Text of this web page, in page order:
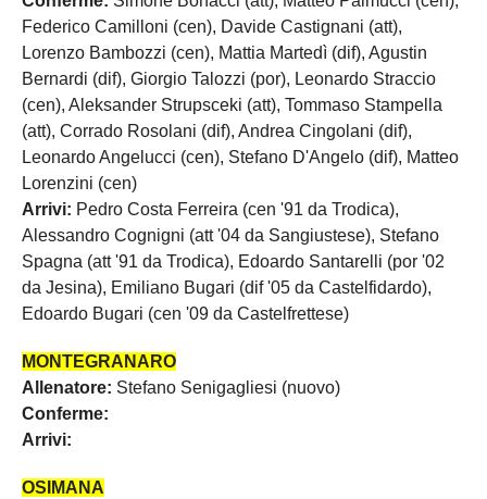
Federico Camilloni (cen), Davide Castignani (att),
Lorenzo Bambozzi (cen), Mattia Martedì (dif), Agustin
Bernardi (dif), Giorgio Talozzi (por), Leonardo Straccio
(cen), Aleksander Strupsceki (att), Tommaso Stampella
(att), Corrado Rosolani (dif), Andrea Cingolani (dif),
Leonardo Angelucci (cen), Stefano D'Angelo (dif), Matteo
Lorenzini (cen)
Arrivi: Pedro Costa Ferreira (cen '91 da Trodica),
Alessandro Cognigni (att '04 da Sangiustese), Stefano
Spagna (att '91 da Trodica), Edoardo Santarelli (por '02
da Jesina), Emiliano Bugari (dif '05 da Castelfidardo),
Edoardo Bugari (cen '09 da Castelfrettese)
MONTEGRANARO
Allenatore: Stefano Senigagliesi (nuovo)
Conferme:
Arrivi:
OSIMANA